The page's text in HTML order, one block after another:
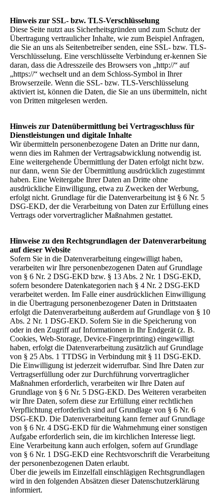
Hinweis zur SSL- bzw. TLS-Verschlüsselung
Diese Seite nutzt aus Sicherheitsgründen und zum Schutz der
Übertragung vertraulicher Inhalte, wie zum Beispiel Anfragen,
die Sie an uns als Seitenbetreiber senden, eine SSL- bzw. TLS-
Verschlüsselung. Eine verschlüsselte Verbindung er-kennen Sie
daran, dass die Adresszeile des Browsers von „http://“ auf
„https://“ wechselt und an dem Schloss-Symbol in Ihrer
Browserzeile. Wenn die SSL- bzw. TLS-Verschlüsselung
aktiviert ist, können die Daten, die Sie an uns übermitteln, nicht
von Dritten mitgelesen werden.
Hinweis zur Datenübermittlung bei Vertragsschluss für
Dienstleistungen und digitale Inhalte
Wir übermitteln personenbezogene Daten an Dritte nur dann,
wenn dies im Rahmen der Vertragsabwicklung notwendig ist.
Eine weitergehende Übermittlung der Daten erfolgt nicht bzw.
nur dann, wenn Sie der Übermittlung ausdrücklich zugestimmt
haben. Eine Weitergabe Ihrer Daten an Dritte ohne
ausdrückliche Einwilligung, etwa zu Zwecken der Werbung,
erfolgt nicht. Grundlage für die Datenverarbeitung ist § 6 Nr. 5
DSG-EKD, der die Verarbeitung von Daten zur Erfüllung eines
Vertrags oder vorvertraglicher Maßnahmen gestattet.
Hinweise zu den Rechtsgrundlagen der Datenverarbeitung
auf dieser Website
Sofern Sie in die Datenverarbeitung eingewilligt haben,
verarbeiten wir Ihre personenbezogenen Daten auf Grundlage
von § 6 Nr. 2 DSG-EKD bzw. § 13 Abs. 2 Nr. 1 DSG-EKD,
sofern besondere Datenkategorien nach § 4 Nr. 2 DSG-EKD
verarbeitet werden. Im Falle einer ausdrücklichen Einwilligung
in die Übertragung personenbezogener Daten in Drittstaaten
erfolgt die Datenverarbeitung außerdem auf Grundlage von § 10
Abs. 2 Nr. 1 DSG-EKD. Sofern Sie in die Speicherung von
oder in den Zugriff auf Informationen in Ihr Endgerät (z. B.
Cookies, Web-Storage, Device-Fingerprinting) eingewilligt
haben, erfolgt die Datenverarbeitung zusätzlich auf Grundlage
von § 25 Abs. 1 TTDSG in Verbindung mit § 11 DSG-EKD.
Die Einwilligung ist jederzeit widerrufbar. Sind Ihre Daten zur
Vertragserfüllung oder zur Durchführung vorvertraglicher
Maßnahmen erforderlich, verarbeiten wir Ihre Daten auf
Grundlage von § 6 Nr. 5 DSG-EKD. Des Weiteren verarbeiten
wir Ihre Daten, sofern diese zur Erfüllung einer rechtlichen
Verpflichtung erforderlich sind auf Grundlage von § 6 Nr. 6
DSG-EKD. Die Datenverarbeitung kann ferner auf Grundlage
von § 6 Nr. 4 DSG-EKD für die Wahrnehmung einer sonstigen
Aufgabe erforderlich sein, die im kirchlichen Interesse liegt.
Eine Verarbeitung kann auch erfolgen, sofern auf Grundlage
von § 6 Nr. 1 DSG-EKD eine Rechtsvorschrift die Verarbeitung
der personenbezogenen Daten erlaubt.
Über die jeweils im Einzelfall einschlägigen Rechtsgrundlagen
wird in den folgenden Absätzen dieser Datenschutzerklärung
informiert.